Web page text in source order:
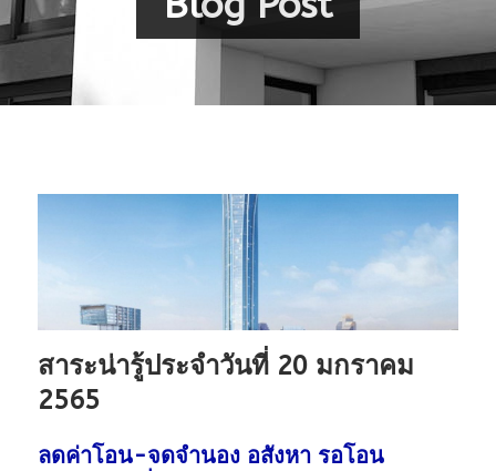
สาระน่ารู้ประจำวันที่ 20 มกราคม
2565
ลดค่าโอน-จดจำนอง อสังหา รอโอน